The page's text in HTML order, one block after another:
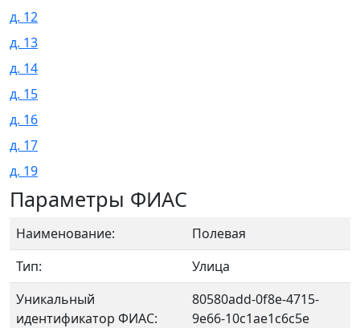
д. 12
д. 13
д. 14
д. 15
д. 16
д. 17
д. 19
Параметры ФИАС
Наименование:
Полевая
Тип:
Улица
Уникальный
идентификатор ФИАС:
80580add-0f8e-4715-
9e66-10c1ae1c6c5e